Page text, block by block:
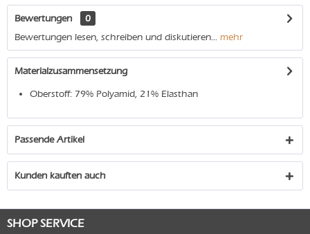
Bewertungen
0
Bewertungen lesen, schreiben und diskutieren... mehr
Materialzusammensetzung
Oberstoff: 79% Polyamid, 21% Elasthan
Passende Artikel
Kunden kauften auch
SHOP SERVICE